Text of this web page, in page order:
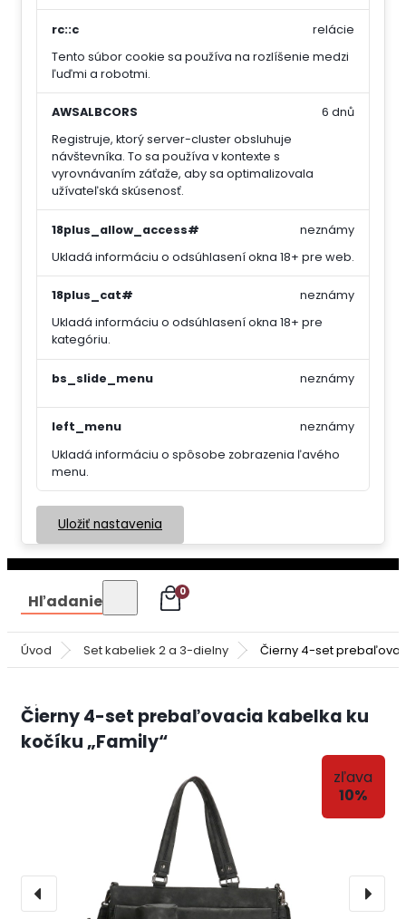
rc::c
Tento súbor cookie sa používa na rozlíšenie medzi
ľuďmi a robotmi.
relácie
AWSALBCORS
Registruje, ktorý server-cluster obsluhuje
návštevníka. To sa používa v kontexte s
vyrovnávaním záťaže, aby sa optimalizovala
užívateľská skúsenosť.
6 dnů
18plus_allow_access#
Ukladá informáciu o odsúhlasení okna 18+ pre web.
neznámy
18plus_cat#
Ukladá informáciu o odsúhlasení okna 18+ pre
kategóriu.
neznámy
bs_slide_menu neznámy
left_menu
Ukladá informáciu o spôsobe zobrazenia ľavého
menu.
neznámy
Uložiť nastavenia
Hľadanie 0
Úvod Set kabeliek 2 a 3-dielny Čierny 4-set
Čierny 4-set prebaľovacia kabelka ku
kočíku „Family“
zľava
10%